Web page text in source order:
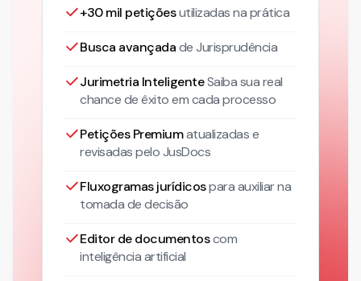
+30 mil petiçõesutilizadas na prática
Busca avançadade Jurisprudência
Jurimetria InteligenteSaiba sua real
chance de êxito em cada processo
Petições Premiumatualizadase
revisadas pelo JusDocs
Fluxogramas jurídicospara auxiliar na
tomada de decisão
Editor de documentoscom
inteligência artificial